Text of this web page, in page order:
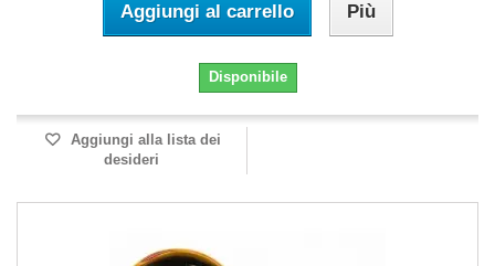
Aggiungi al carrello Più
Disponibile
Aggiungi alla lista dei
desideri